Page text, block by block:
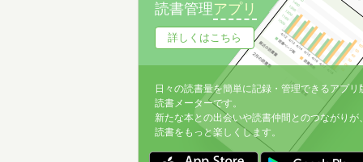
読書管理アプリ
詳しくはこちら
日々の読書量を簡単に記録・管理できるアプリ
読書メーターです。
新たな本との出会いや読書仲間とのつながりが
読書をもっと楽しくします。